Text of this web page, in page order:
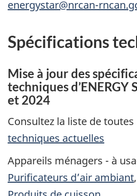
energystar@nrcan-
Spécifications
Mise à jour des
techniques d’ENERGY
et 2024
Consultez la liste de toutes
techniques actuelles
Appareils ménagers - à
Purificateurs d’air ambiant,